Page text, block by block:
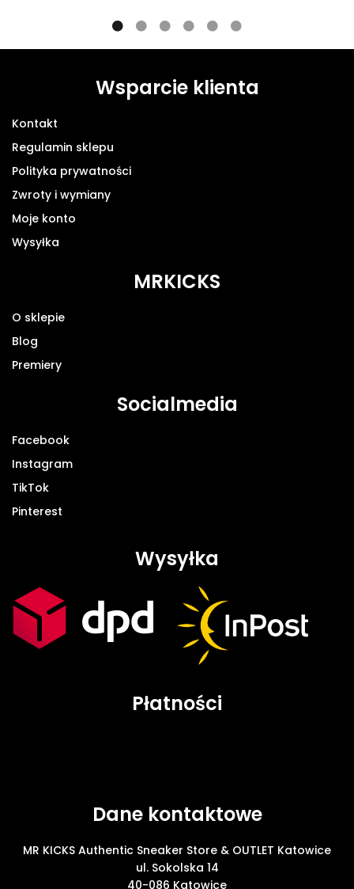
Wsparcie klienta
Kontakt
Regulamin sklepu
Polityka prywatności
Zwroty i wymiany
Moje konto
Wysyłka
MRKICKS
O sklepie
Blog
Premiery
Socialmedia
Facebook
Instagram
TikTok
Pinterest
Wysyłka
Płatności
Dane kontaktowe
MR KICKS Authentic Sneaker Store & OUTLET Katowice
ul. Sokolska 14
40-086 Katowice